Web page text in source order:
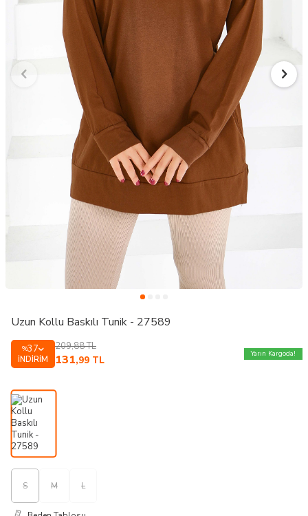
Uzun Kollu Baskılı Tunik - 27589
%37
İNDIRIM
209,88TL
131,99 TL
Yarın Kargoda!
S M L